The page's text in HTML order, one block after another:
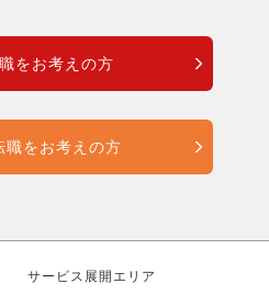
をお考えの方
職をお考えの方
サービス展開エリア